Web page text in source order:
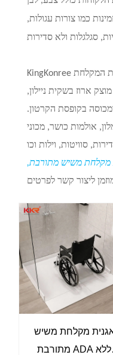
כמו צורות עגולות,
KingKonree מבטיח הובלה בטוחה של מחבת המקלחת
ארוז בשקית ניילון,
בקופסת הקרטון.
אולמות כושר, מכוני
משיש מתורבת,
מקלחת משיש
מתורבת ADA ללא